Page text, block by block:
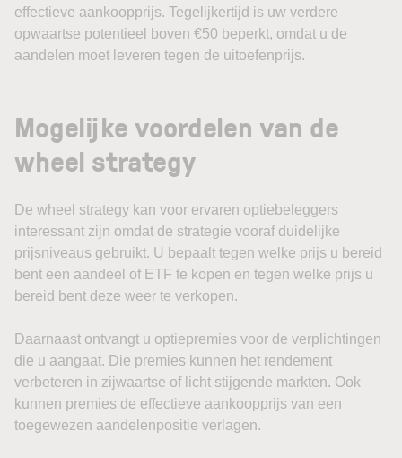
effectieve aankoopprijs. Tegelijkertijd is uw verdere
opwaartse potentieel boven €50 beperkt, omdat u de
aandelen moet leveren tegen de uitoefenprijs.
Mogelijke voordelen van de
wheel strategy
De wheel strategy kan voor ervaren optiebeleggers
interessant zijn omdat de strategie vooraf duidelijke
prijsniveaus gebruikt. U bepaalt tegen welke prijs u bereid
bent een aandeel of ETF te kopen en tegen welke prijs u
bereid bent deze weer te verkopen.
Daarnaast ontvangt u optiepremies voor de verplichtingen
die u aangaat. Die premies kunnen het rendement
verbeteren in zijwaartse of licht stijgende markten. Ook
kunnen premies de effectieve aankoopprijs van een
toegewezen aandelenpositie verlagen.